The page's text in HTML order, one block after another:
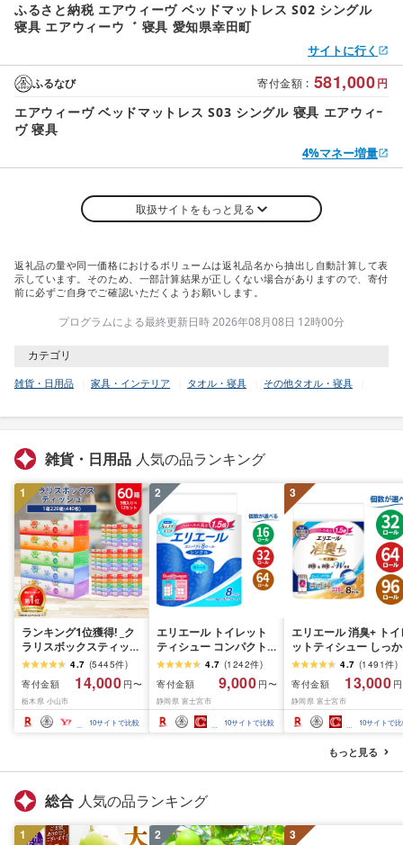
ふるさと納税 エアウィーヴ ベッドマットレス S02 シングル
寝具 エアウィーウ゛ 寝具 愛知県幸田町
サイトに行く
寄付金額 : 581,000円
ふるなび
エアウィーヴ ベッドマットレス S03 シングル 寝具 エアウィｰ
ヴ 寝具
4%マネー増量
取扱サイトをもっと見る
返礼品の量や同一価格におけるボリュームは返礼品名から抽出し自動計算して表
示しています。そのため、一部計算結果が正しくない場合がありますので、寄付
前に必ずご自身でご確認いただくようお願いします。
プログラムによる最終更新日時 2026年08月08日 12時00分
カテゴリ
雑貨・日用品 家具・インテリア タオル・寝具 その他タオル・寝具
雑貨・日用品 人気の品ランキング
1
ランキング1位獲得! _ク
ラリスボックスティッシ
ュ60箱(1箱220組(440
枚))(5個入り×12セット)_
ティッシュ ティッシュ
ペーパー 日用品 常備品
生活用品 まとめ買い [配
送不可地域:離島・沖縄
4.7 (5445件)
寄付金額
14,000 円〜
栃木県 小山市
10サイトで比較
2
エリエール トイレット
ティシュー コンパクト
シングル [個数が選べ
る:16・32・64 ロール]
1.5倍巻 82.5m トイレッ
トペーパー シングル パ
ルプ100% 香りつき 日用
品 消耗品 備蓄 ふるさと
4.7 (1242件)
寄付金額
9,000 円〜
静岡県 富士宮市
10サイトで比較
3
エリエール 消臭+ トイ
ットティシュー しっか
り香るフレッシュクリ
の香り コンパクトダブ
ル [選べるロール数:32
64・96 ロール] 1.5倍
37.5m トイレットペー
パー ダブル パルプ
日用品 消耗品 備蓄 送
無料 静岡県 富士宮市
4.7 (1491件)
寄付金額
13,000
静岡県 富士宮市
10サイトで
もっと見る
総合 人気の品ランキング
1 2 3